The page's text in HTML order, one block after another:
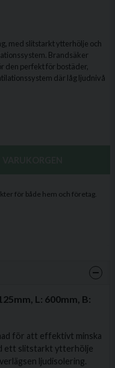
med slitstarkt ytterhölje och
Brandsäker
den perfekt för bostäder,
där låg ljudnivå
för både hem och företag.
L: 600mm, B:
för att effektivt minska
ett slitstarkt ytterhölje
ljudisolering.